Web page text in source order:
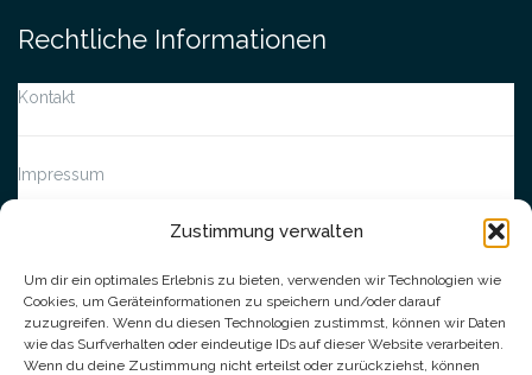
Zustimmung verwalten
Um dir ein optimales Erlebnis zu bieten, verwenden wir Technologien wie
Cookies, um Geräteinformationen zu speichern und/oder darauf
zuzugreifen. Wenn du diesen Technologien zustimmst, können wir Daten
wie das Surfverhalten oder eindeutige IDs auf dieser Website verarbeiten.
Wenn du deine Zustimmung nicht erteilst oder zurückziehst, können
Rechtliche Informationen
Kontakt
Impressum
Barrierefreiheit